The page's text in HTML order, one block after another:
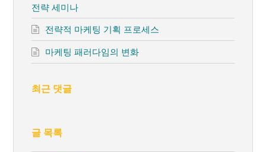
전략 세미나
전략적 마케팅 기획 프로세스
마케팅 패러다임의 변화
최근 댓글
글 목록